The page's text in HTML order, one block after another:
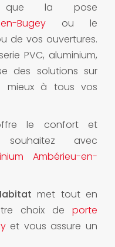
que la pose
Bugeyou le
de vos ouvertures.
PVC, aluminium,
des solutions sur
mieux à tous vos
le confort et
avec
Ambérieu-en-
met tout en
choix de porte
et vous assure un